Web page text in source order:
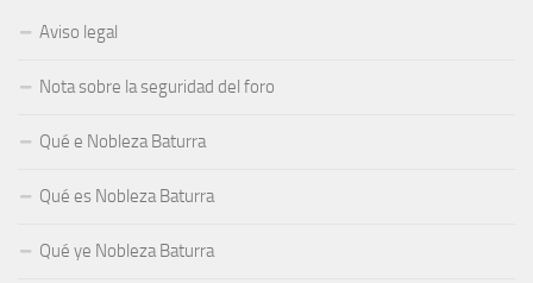
Aviso legal
Nota sobre la seguridad del foro
Qué e Nobleza Baturra
Qué es Nobleza Baturra
Qué ye Nobleza Baturra